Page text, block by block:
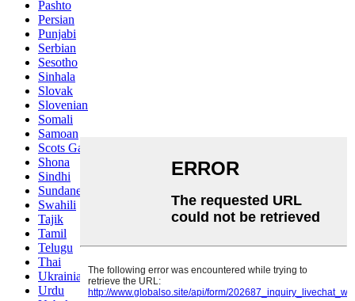
Pashto
Persian
Punjabi
Serbian
Sesotho
Sinhala
Slovak
Slovenian
Somali
Samoan
Scots Gaelic
Shona
Sindhi
Sundanese
Swahili
Tajik
Tamil
Telugu
Thai
Ukrainian
Urdu